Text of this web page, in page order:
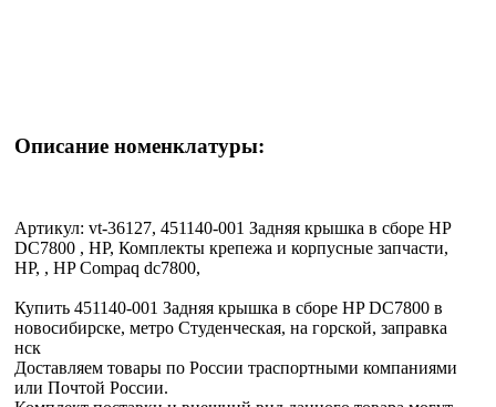
Описание номенклатуры:
Артикул: vt-36127, 451140-001 Задняя крышка в сборе HP
DC7800 , HP, Комплекты крепежа и корпусные запчасти,
HP, , HP Compaq dc7800,
Купить 451140-001 Задняя крышка в сборе HP DC7800 в
новосибирске, метро Студенческая, на горской, заправка
нск
Доставляем товары по России траспортными компаниями
или Почтой России.